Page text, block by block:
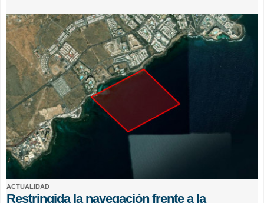
ACTUALIDAD
Restringida la navegación frente a la